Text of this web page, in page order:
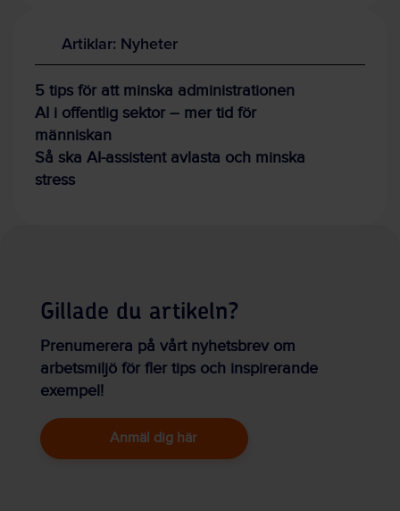
Artiklar: Nyheter
5 tips för att minska administrationen
AI i offentlig sektor – mer tid för
människan
Så ska AI-assistent avlasta och minska
stress
Gillade du artikeln?
Prenumerera på vårt nyhetsbrev om
arbetsmiljö för fler tips och inspirerande
exempel!
Anmäl dig här